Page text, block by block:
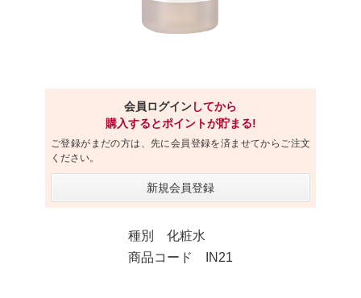
会員ログインしてから
購入するとポイントが貯まる!
ご登録がまだの方は、先に会員登録を済ませてからご注文
ください。
新規会員登録
種別 化粧水
商品コード IN21